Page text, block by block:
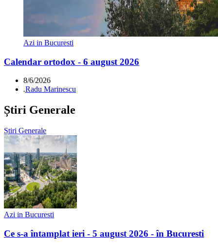
Azi in Bucuresti
Calendar ortodox - 6 august 2026
8/6/2026
.Radu Marinescu
Știri Generale
Știri Generale
Azi in Bucuresti
Ce s-a întamplat ieri - 5 august 2026 - în Bucuresti